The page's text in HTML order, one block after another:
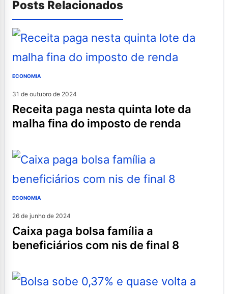
Posts Relacionados
ECONOMIA
31 de outubro de 2024
receita paga nesta quinta lote da
malha fina do imposto de renda
ECONOMIA
26 de junho de 2024
caixa paga bolsa família a
beneficiários com nis de final 8